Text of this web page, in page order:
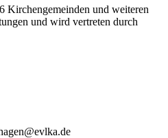
Kirchengemeinden und weiteren
und wird vertreten durch